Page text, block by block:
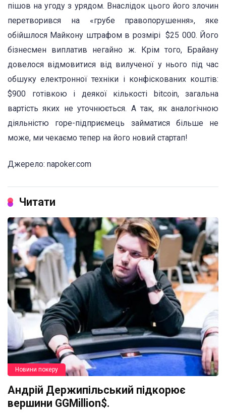
пішов на угоду з урядом. Внаслідок цього його злочин
перетворився на «грубе правопорушення», яке
обійшлося Майкону штрафом в розмірі $25 000. Його
бізнесмен виплатив негайно ж. Крім того, Брайану
довелося відмовитися від вилученої у нього під час
обшуку електронної техніки і конфіскованих коштів:
$900 готівкою і деякої кількості bitcoin, загальна
вартість яких не уточнюється. А так, як аналогічною
діяльністю горе-підприємець займатися більше не
може, ми чекаємо тепер на його новий стартап!
Джерело: napoker.com
Читати
Новини покеру
Андрій Держипільський підкорює
вершини GGMillion$.